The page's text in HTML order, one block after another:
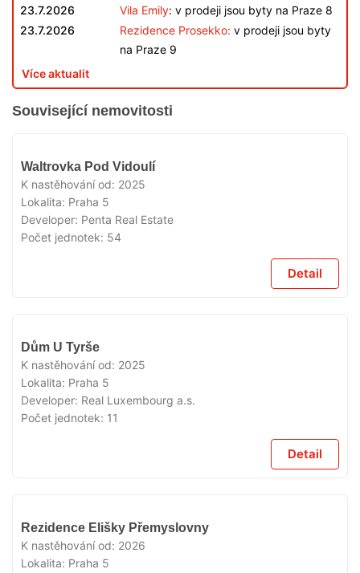
23.7.2026
Vila Emily: v prodeji jsou byty na Praze 8
23.7.2026
Rezidence Prosekko: v prodeji jsou byty
na Praze 9
Více aktualit
Související nemovitosti
Waltrovka Pod Vidoulí
K nastěhování od: 2025
Lokalita: Praha 5
Developer: Penta Real Estate
Počet jednotek: 54
Detail
Dům U Tyrše
K nastěhování od: 2025
Lokalita: Praha 5
Developer: Real Luxembourg a.s.
Počet jednotek: 11
Detail
Rezidence Elišky Přemyslovny
K nastěhování od: 2026
Lokalita: Praha 5